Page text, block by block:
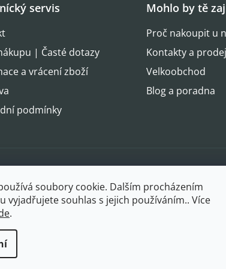
soubory cookie. Dalším procházením
vyjadřujete souhlas s jejich používáním.. Více
.
servis
| Časté dotazy
a vrácení zboží
podmínky
Mohlo by tě
Proč nakoupit u
Kontakty a
Velkoobchod
Blog a poradna